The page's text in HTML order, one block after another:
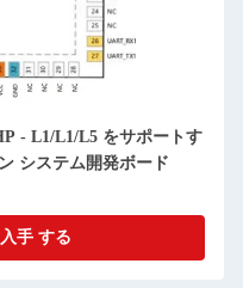
- L1/L1/L5 をサポートす
システム開発ボード
手 する